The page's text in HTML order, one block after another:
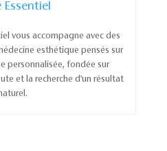
Essentiel
vous accompagne avec des
esthétique pensés sur
personnalisée, fondée sur
et la recherche d’un résultat